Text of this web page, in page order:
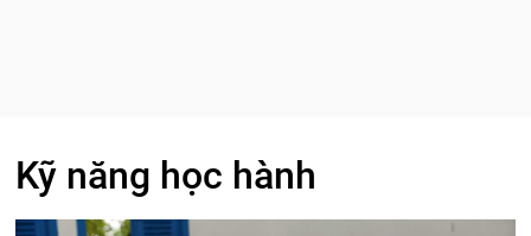
Kỹ năng học hành